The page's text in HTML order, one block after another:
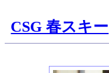
CSG 春スキー